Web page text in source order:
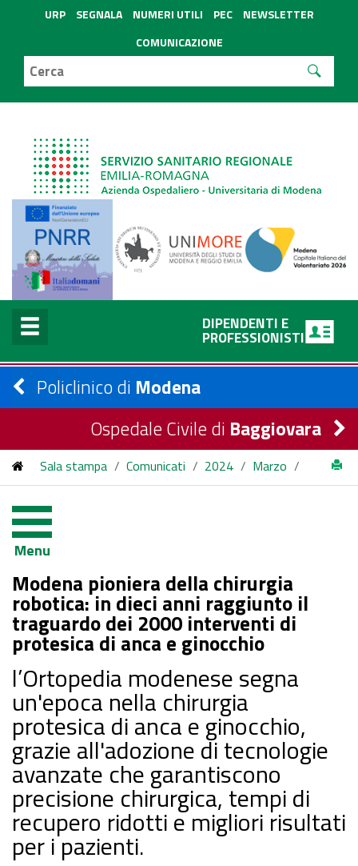
URP SEGNALA NUMERI UTILI PEC
NEWSLETTER
COMUNICAZIONE
DIPENDENTI E
PROFESSIONISTI
Policlinico di Modena
Ospedale Civile di Baggiovara
Sala stampa / Comunicati / 2024 / Marzo /
il traguardo dei 2000 interventi di protesica di anca e
ginocchio
Menu
Modena pioniera della chirurgia
robotica: in dieci anni raggiunto il
traguardo dei 2000 interventi di
protesica di anca e ginocchio
l’Ortopedia modenese segna
un'epoca nella chirurgia
protesica di anca e ginocchio,
grazie all'adozione di tecnologie
avanzate che garantiscono
precisione chirurgica, tempi di
recupero ridotti e migliori risultati
per i pazienti.